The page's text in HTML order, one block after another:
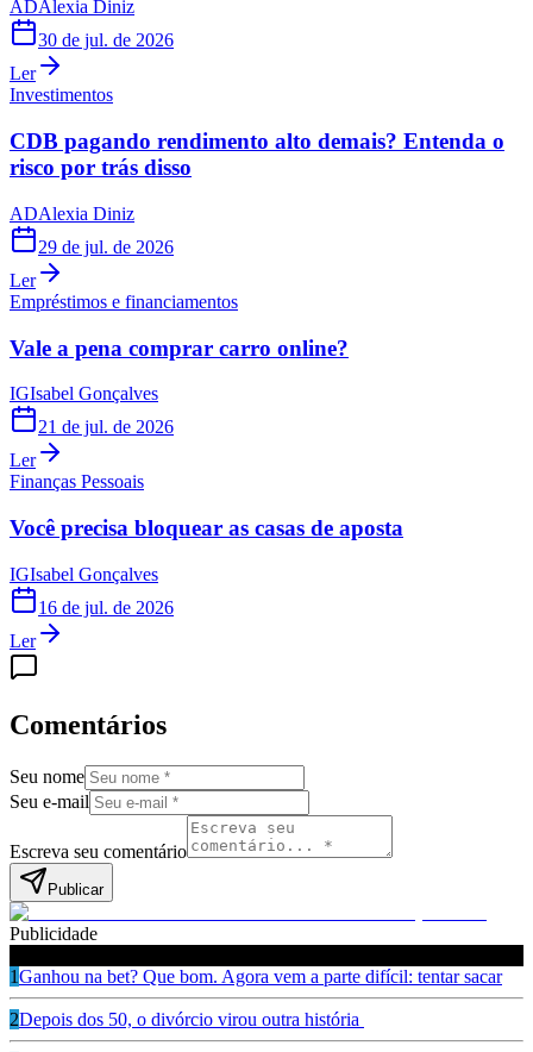
ADAlexia Diniz
30 de jul. de 2026
Ler
Investimentos
CDB pagando rendimento alto demais? Entenda o
risco por trás disso
ADAlexia Diniz
29 de jul. de 2026
Ler
Empréstimos e financiamentos
Vale a pena comprar carro online?
IGIsabel Gonçalves
21 de jul. de 2026
Ler
Finanças Pessoais
Você precisa bloquear as casas de aposta
IGIsabel Gonçalves
16 de jul. de 2026
Ler
Comentários
Seu nome
Seu e-mail
Escreva seu comentário
Publicar
Publicidade
1Ganhou na bet? Que bom. Agora vem a parte difícil: tentar sacar
2Depois dos 50, o divórcio virou outra história